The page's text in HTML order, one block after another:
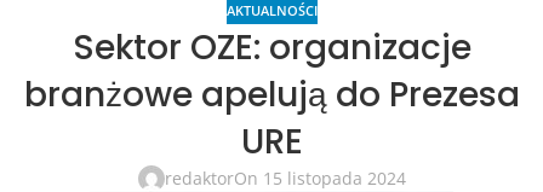
AKTUALNOŚCI
Sektor OZE: organizacje
branżowe apelują do Prezesa
URE
redaktorOn 15 listopada 2024